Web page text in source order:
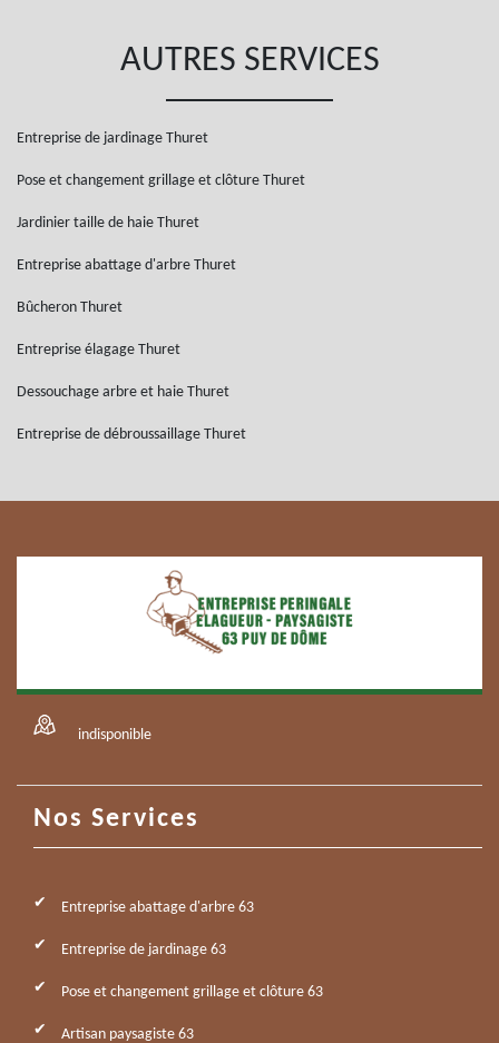
AUTRES SERVICES
Entreprise de jardinage Thuret
Pose et changement grillage et clôture Thuret
Jardinier taille de haie Thuret
Entreprise abattage d'arbre Thuret
Bûcheron Thuret
Entreprise élagage Thuret
Dessouchage arbre et haie Thuret
Entreprise de débroussaillage Thuret
indisponible
Nos Services
Entreprise abattage d'arbre 63
Entreprise de jardinage 63
Pose et changement grillage et clôture 63
Artisan paysagiste 63